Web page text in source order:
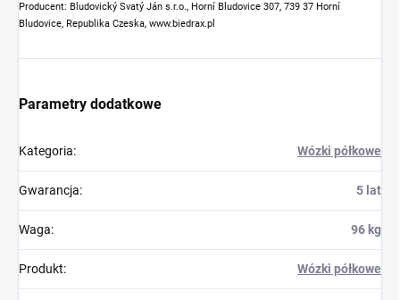
Producent: Bludovický Svatý Ján s.r.o., Horní Bludovice 307, 739 37 Horní
Bludovice, Republika Czeska, www.biedrax.pl
Parametry dodatkowe
Kategoria: Wózki półkowe
Gwarancja: 5 lat
Waga: 96 kg
Produkt: Wózki półkowe